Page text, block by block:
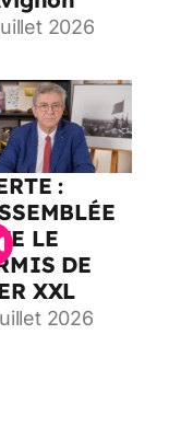
2026
:
LE
DE
XXL
2026